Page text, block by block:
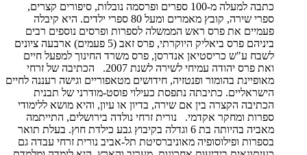
כתבה למעלה מ-100 ספרים ופרסמה נובלות, סיפורים קצרים,
ספרי שירה, קובץ מאמרים ומעל 80 ספרי ילדים. היא קיבלה
פעמיים את פרס ראש הממשלה לספרות ופרסים נוספים רבים
ביניהם פרס ביאליק היוקרתי, פרס זאב (5 פעמים) ארבעה ציונים
לשבח ע"ש כריסטיאן אנדרסן, פרס משרד החינוך למפעל חיים
ואת פרס יהודה עמיחי לשירה לשנת 2007. הכתיבה של זרחי
מאופיינת בהומור ופנטזיה, חידושים מטאפוריים וגישה רעננה לחיים
הישראליים. כתיבתה נתפסת כעילוי פוסט-מודרני של תבנית
הכתיבה הקצרה בין אם שירה, בדיון או עיון, והיא מושא ללימודי
ספרות ומחקר אקדמי. נורית זרחי נולדה בירושלים, התייתמה
מאביה בהיותה בת 6 וגדלה בקיבוץ גבע כילדת חוץ. בעלת תואר
בספרות ופילוסופיה מאוניברסיטת תל-אביב נורית זרחי עבדה גם